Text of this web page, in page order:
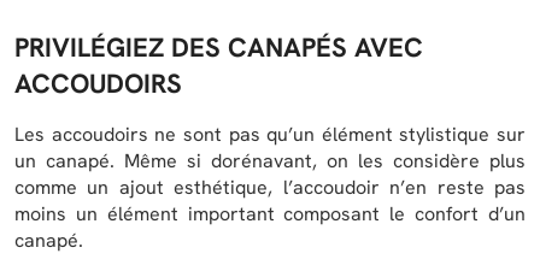
PRIVILÉGIEZ DES CANAPÉS AVEC
ACCOUDOIRS
Les accoudoirs ne sont pas qu’un élément stylistique sur
un canapé. Même si dorénavant, on les considère plus
comme un ajout esthétique, l’accoudoir n’en reste pas
moins un élément important composant le confort d’un
canapé.